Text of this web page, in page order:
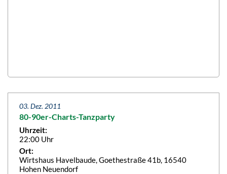
03. Dez. 2011
80-90er-Charts-Tanzparty
Uhrzeit:
22:00 Uhr
Ort:
Wirtshaus Havelbaude, Goethestraße 41b, 16540
Hohen Neuendorf